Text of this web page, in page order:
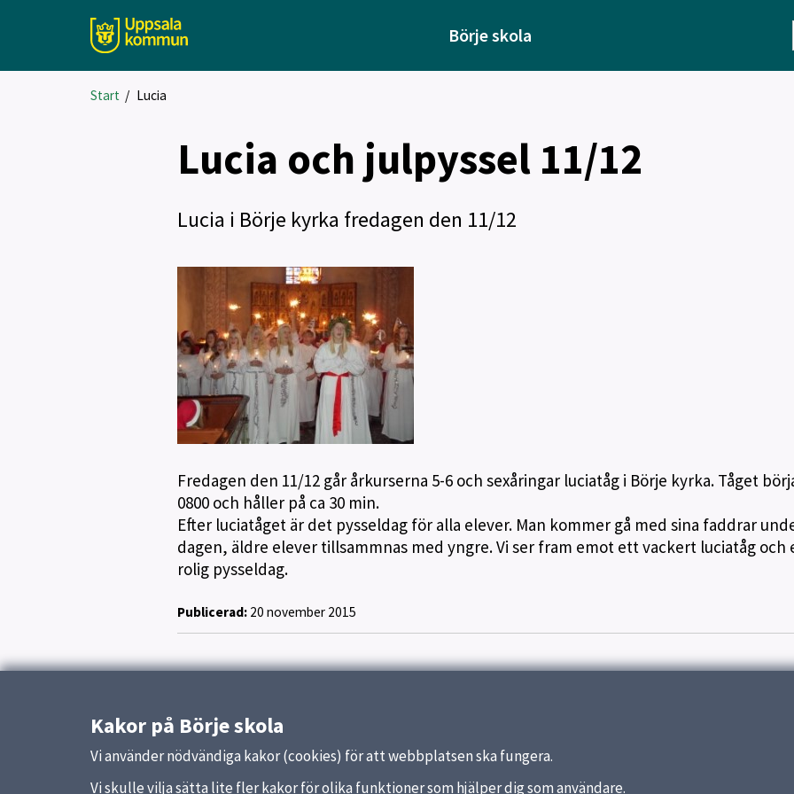
Börje skola
Start / Lucia
Lucia och julpyssel 11/12
Lucia i Börje kyrka fredagen den 11/12
Fredagen den 11/12 går årkurserna 5-6 och sexåringar luciatåg i Börje kyrka. Tåget
0800 och håller på ca 30 min.
Efter luciatåget är det pysseldag för alla elever. Man kommer gå med sina faddrar
dagen, äldre elever tillsammnas med yngre. Vi ser fram emot ett vackert luciatåg och
rolig pysseldag.
Publicerad:20 november 2015
Kakor på Börje skola
Vi använder nödvändiga kakor (cookies) för att webbplatsen ska fungera.
Vi skulle vilja sätta lite fler kakor för olika funktioner som hjälper dig som användare.